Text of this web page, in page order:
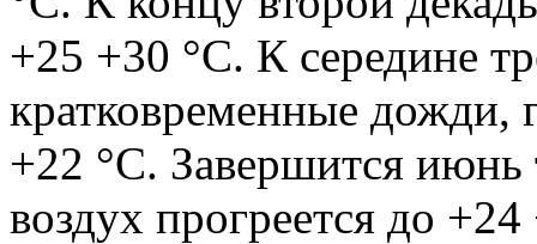
+25 +30 °С. К середине
кратковременные дожди,
+22 °С. Завершится июнь
воздух прогреется до